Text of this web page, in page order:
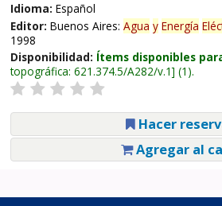
Idioma: Español
Editor: Buenos Aires: Agua y Energía
1998
Disponibilidad: Ítems disponibles
topográfica: 621.374.5/A282/v.1 (1).
Hacer
Agregar al